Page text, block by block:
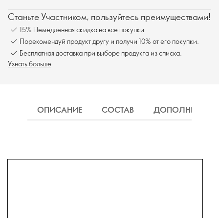
Станьте Участником, пользуйтесь преимуществами!
15% Немедленная скидка на все покупки
Порекомендуй продукт другу и получи 10% от его покупки.
Бесплатная доставка при выборе продукта из списка.
Узнать больше
ОПИСАНИЕ СОСТАВ